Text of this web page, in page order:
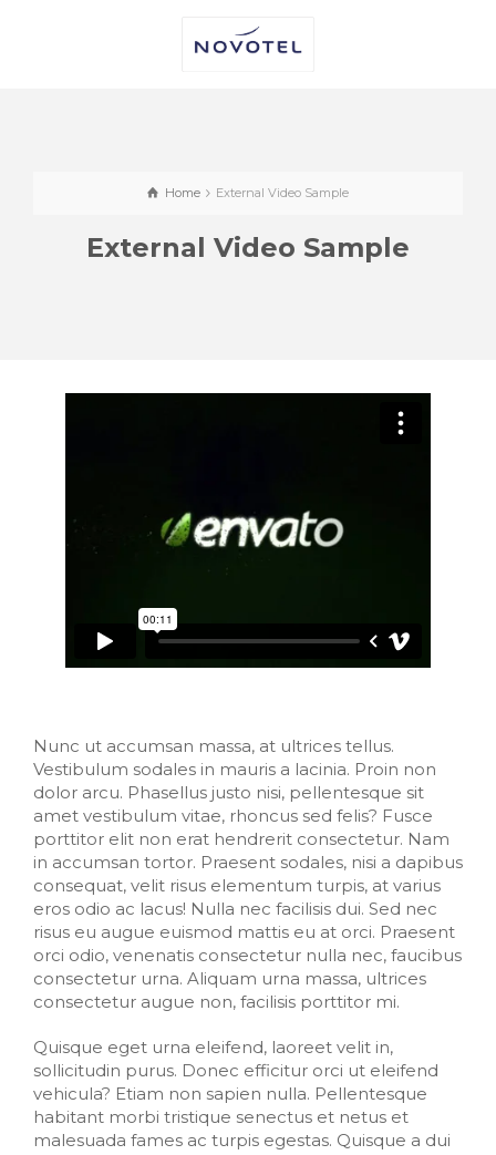
Home External Video Sample
External Video Sample
Nunc ut accumsan massa, at ultrices tellus.
Vestibulum sodales in mauris a lacinia. Proin non
dolor arcu. Phasellus justo nisi, pellentesque sit
amet vestibulum vitae, rhoncus sed felis? Fusce
porttitor elit non erat hendrerit consectetur. Nam
in accumsan tortor. Praesent sodales, nisi a dapibus
consequat, velit risus elementum turpis, at varius
eros odio ac lacus! Nulla nec facilisis dui. Sed nec
risus eu augue euismod mattis eu at orci. Praesent
orci odio, venenatis consectetur nulla nec, faucibus
consectetur urna. Aliquam urna massa, ultrices
consectetur augue non, facilisis porttitor mi.
Quisque eget urna eleifend, laoreet velit in,
sollicitudin purus. Donec efficitur orci ut eleifend
vehicula? Etiam non sapien nulla. Pellentesque
habitant morbi tristique senectus et netus et
malesuada fames ac turpis egestas. Quisque a dui